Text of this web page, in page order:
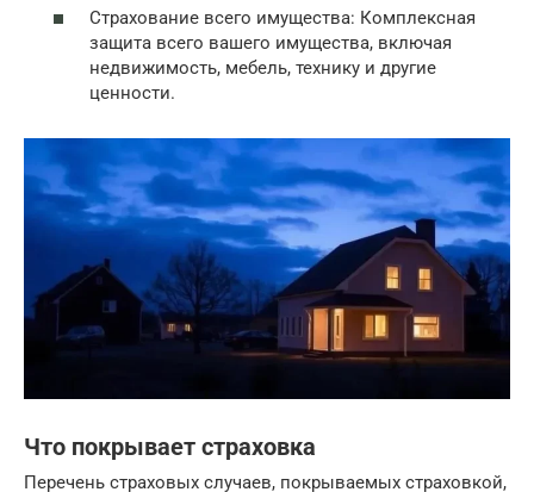
Страхование всего имущества: Комплексная
защита всего вашего имущества, включая
недвижимость, мебель, технику и другие
ценности.
Что покрывает страховка
Перечень страховых случаев, покрываемых страховкой,